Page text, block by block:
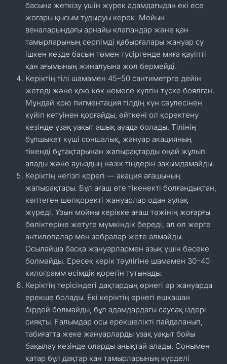
басына жеткізу үшін жүрек адамдағыдан екі есе
жоғары қысым тудыруы керек. Мойын
веналарындағы арнайы клапандар және қан
тамырларының серпімді қабырғалары жануар су
ішкен кезде басын төмен түсіргенде миға қауіпті
қан ағымының жиналуына жол бермейді.
Керіктің тілі шамамен 45–50 сантиметрге дейін
жетеді және қою көк немесе күлгін түске боялған.
Мұндай қою пигментация тілдің күн сәулесінен
күйіп кетуінен қорғайды, өйткені ол қоректену
кезінде ұзақ уақыт ашық ауада болады. Тілінің
бұлшықет күші соншалық, жануар акацияның
тікенді бұтақтарынан жапырақтарды оңай жұлып
алады және ауыздың нәзік тіндерін зақымдамайды.
Керіктің негізгі қорегі — акация ағашының
жапырақтары. Бұл ағаш өте тікенекті болғандықтан,
көптеген шөпқоректі жануарлар одан аулақ
жүреді. Ұзын мойны керікке ағаш тәжінің жоғарғы
бөліктеріне жетуге мүмкіндік береді, ал ол жерге
антилопалар мен зебралар жете алмайды.
Осылайша басқа жануарлармен азық үшін бәсеке
болмайды. Ересек керік тәулігіне шамамен 30–40
килограмм өсімдік қорегін тұтынады.
Керіктің терісіндегі дақтардың өрнегі әр жануарда
ерекше болады. Екі керіктің өрнегі ешқашан
бірдей болмайды, бұл адамдардағы саусақ іздері
сияқты. Ғалымдар осы ерекшелікті пайдаланып,
табиғатта жеке жануарларды ұзақ уақыт бойы
бақылау кезінде оларды анықтай алады. Сонымен
қатар бұл дақтар қан тамырларының күрделі